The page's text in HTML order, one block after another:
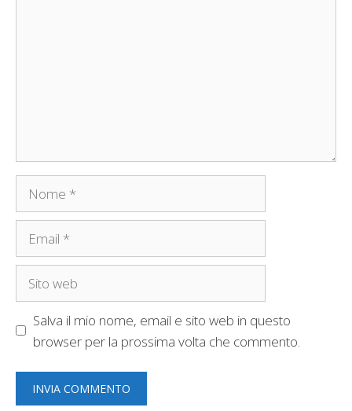
Salva il mio nome, email e sito web in questo
browser per la prossima volta che commento.